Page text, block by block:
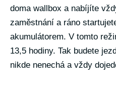
doma wallbox a nabíjíte
zaměstnání a ráno
akumulátorem. V tomto
13,5 hodiny. Tak budete
nikde nenechá a vždy